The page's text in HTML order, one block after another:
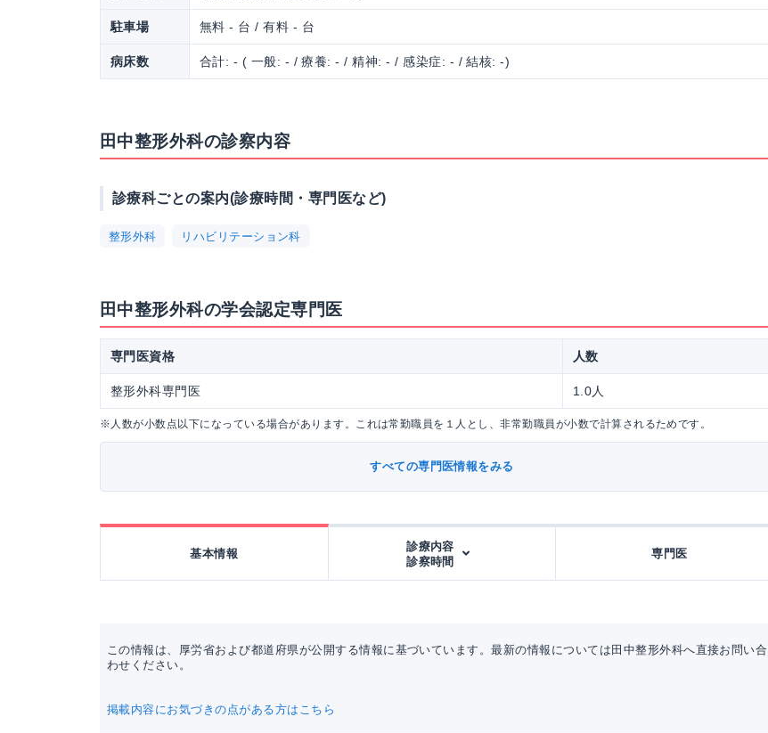
駐車場 無料 - 台 / 有料 - 台
病床数 合計: - ( 一般: - / 療養: - / 精神: - / 感染症: - / 結核: -)
田中整形外科の診察内容
診療科ごとの案内(診療時間・専門医など)
整形外科 リハビリテーション科
田中整形外科の学会認定専門医
専門医資格 人数
整形外科専門医 1.0人
※人数が小数点以下になっている場合があります。これは常勤職員を１人とし、非常勤職員が小数で計算されるためです。
すべての専門医情報をみる
基本情報
診療内容
診察時間
専門医
この情報は、厚労省および都道府県が公開する情報に基づいています。最新の情報については田中整形外科へ直接お問い合
わせください。
掲載内容にお気づきの点がある方はこちら